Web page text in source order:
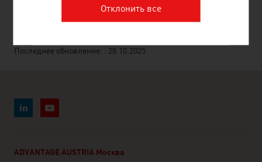
Последнее обновление: : 28.10.2025
ADVANTAGE AUSTRIA Москва
Отклонить все